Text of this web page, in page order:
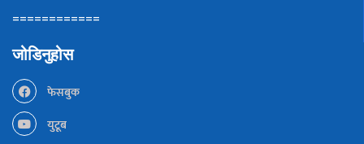
============
जोडिनुहोस
फेसबुक
युटूब